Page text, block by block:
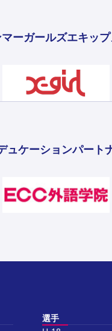
ーガールズエキッ
ュケーションパート
選手